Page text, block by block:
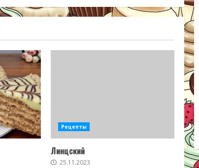
Рецепты
Линцский
25.11.2023